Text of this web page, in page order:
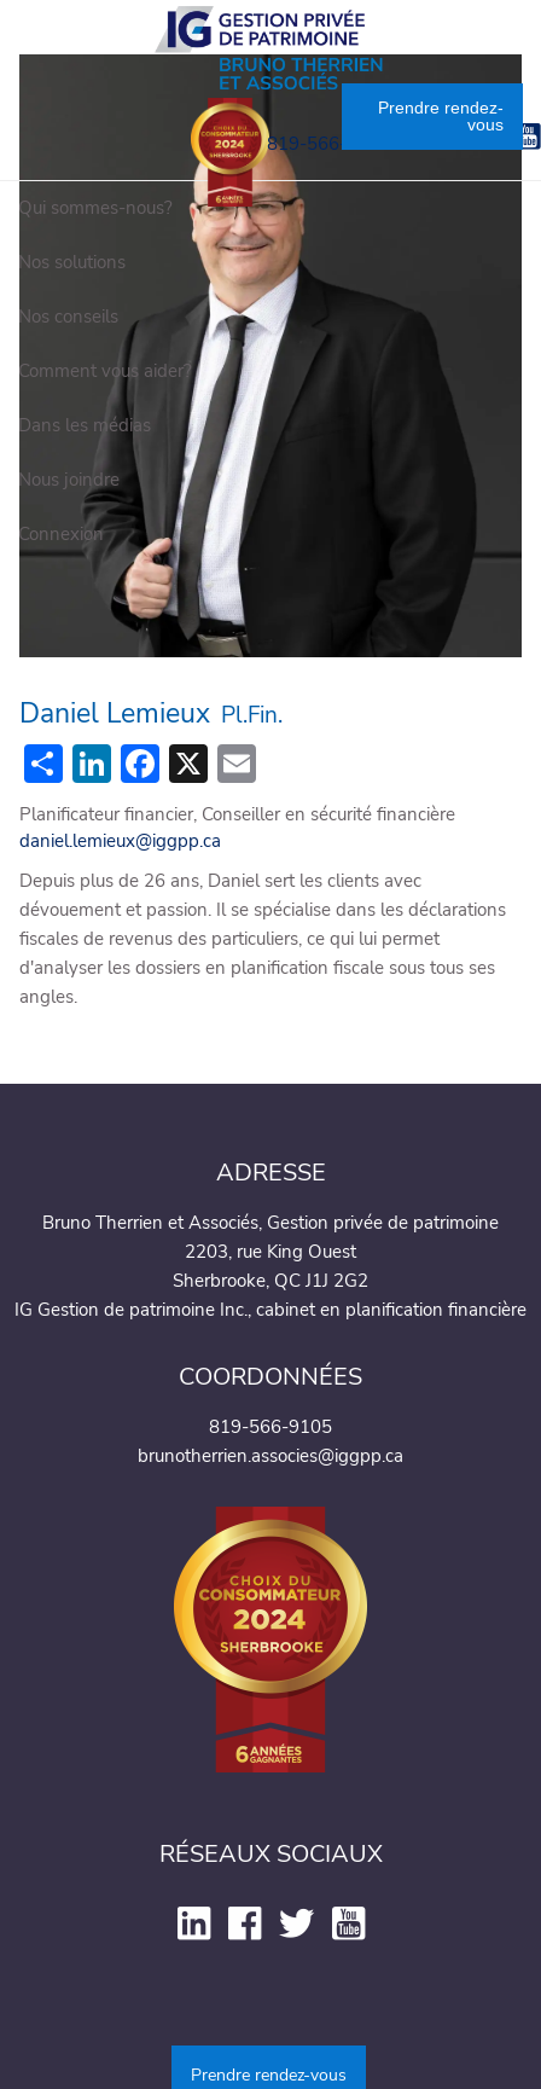
819-566-9105
Accès en ligne
Prendre rendez-
vous
Qui sommes-nous?
Nos solutions
Nos conseils
Comment vous aider?
Dans les médias
Nous joindre
Connexion
Daniel Lemieux Pl.Fin.
ShareLinkedIn
Facebook
X
Planificateur financier, Conseiller en sécurité financière
daniel.lemieux@iggpp.ca
Depuis plus de 26 ans, Daniel sert les clients avec
dévouement et passion. Il se spécialise dans les déclarations
fiscales de revenus des particuliers, ce qui lui permet
d'analyser les dossiers en planification fiscale sous tous ses
angles.
ADRESSE
Bruno Therrien et Associés, Gestion privée de patrimoine
2203, rue King Ouest
Sherbrooke, QC J1J 2G2
IG Gestion de patrimoine Inc., cabinet en planification financière
COORDONNÉES
819-566-9105
brunotherrien.associes@iggpp.ca
RÉSEAUX SOCIAUX
Prendre rendez-vous